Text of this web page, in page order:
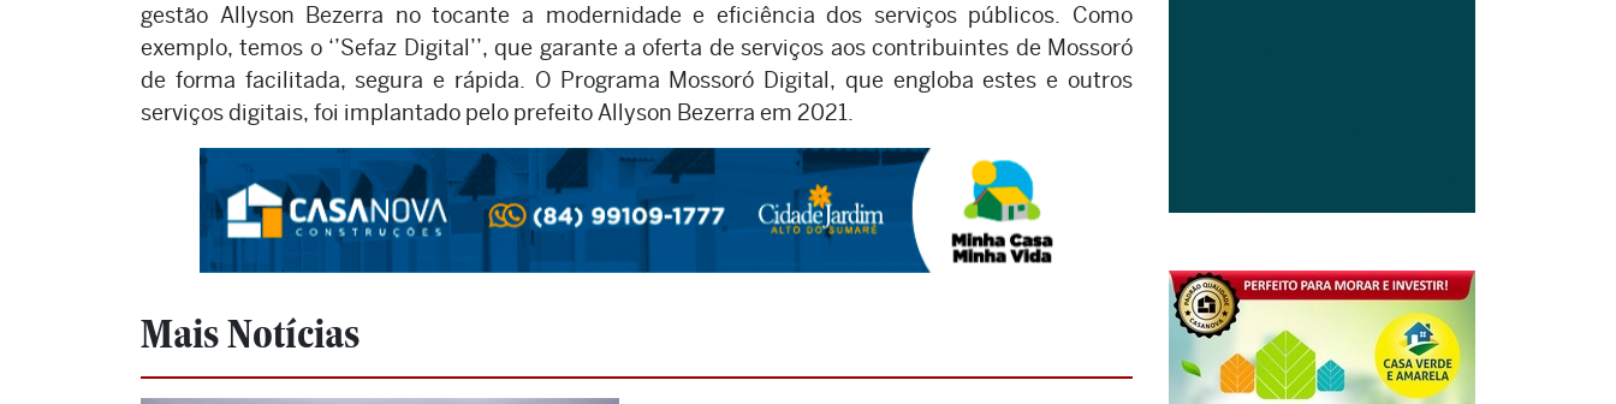
gestão Allyson Bezerra no tocante a modernidade e eficiência dos serviços públicos. Como
exemplo, temos o ‘’Sefaz Digital’’, que garante a oferta de serviços aos contribuintes de Mossoró
de forma facilitada, segura e rápida. O Programa Mossoró Digital, que engloba estes e outros
serviços digitais, foi implantado pelo prefeito Allyson Bezerra em 2021.
Mais Notícias